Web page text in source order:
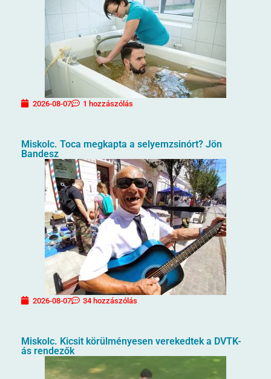
2026-08-07 1 hozzászólás
Miskolc. Toca megkapta a selyemzsinórt? Jön
Bandesz
2026-08-07 34 hozzászólás
Miskolc. Kicsit körülményesen verekedtek a DVTK-
ás rendezők